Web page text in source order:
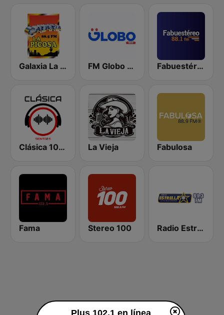
Galaxia La Picosa FM Globo 98.9 Fabuestéreo 88.1 FM
Clásica 102.5 La Vieja Fabulosa
Fama Stereo 100 Radio Estrella
Plus 102.1 en línea